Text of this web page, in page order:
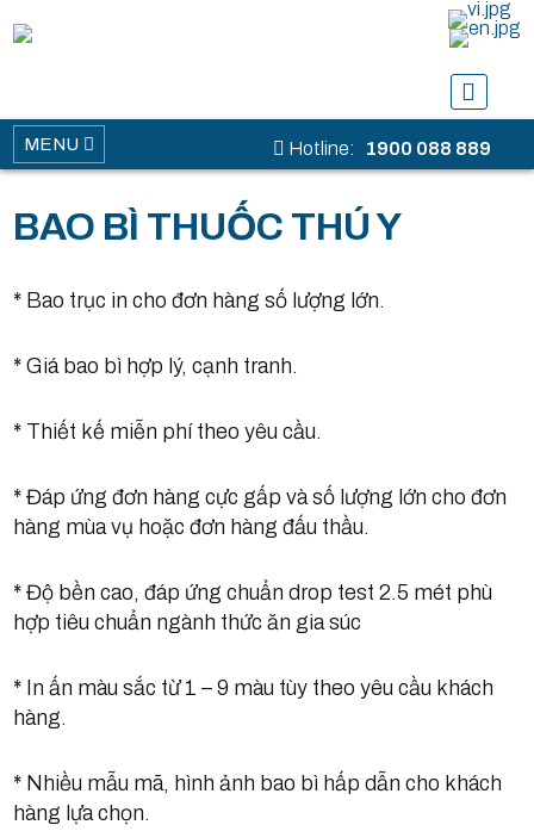
MENU Hotline: 1900 088 889
BAO BÌ THUỐC THÚ Y
* Bao trục in cho đơn hàng số lượng lớn.
* Giá bao bì hợp lý, cạnh tranh.
* Thiết kế miễn phí theo yêu cầu.
* Đáp ứng đơn hàng cực gấp và số lượng lớn cho đơn
hàng mùa vụ hoặc đơn hàng đấu thầu.
* Độ bền cao, đáp ứng chuẩn drop test 2.5 mét phù
hợp tiêu chuẩn ngành thức ăn gia súc
* In ấn màu sắc từ 1 – 9 màu tùy theo yêu cầu khách
hàng.
* Nhiều mẫu mã, hình ảnh bao bì hấp dẫn cho khách
hàng lựa chọn.